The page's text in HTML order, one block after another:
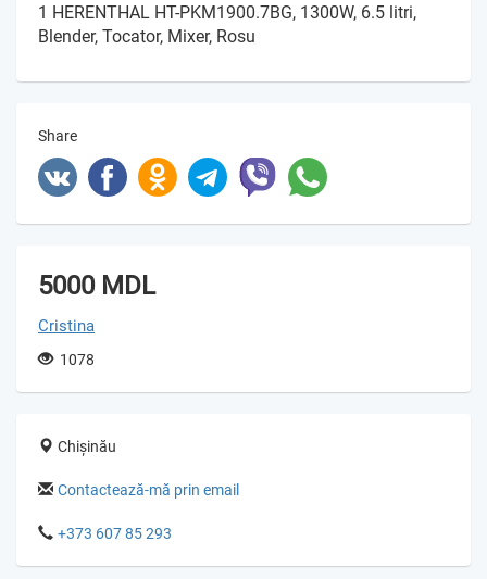
1 HERENTHAL HT-PKM1900.7BG, 1300W, 6.5 litri,
Blender, Tocator, Mixer, Rosu
Share
5000 MDL
Cristina
1078
Chișinău
Contactează-mă prin email
+373 607 85 293